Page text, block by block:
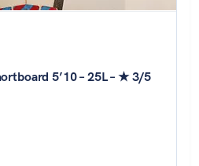
5’10 – 25L – ★ 3/5